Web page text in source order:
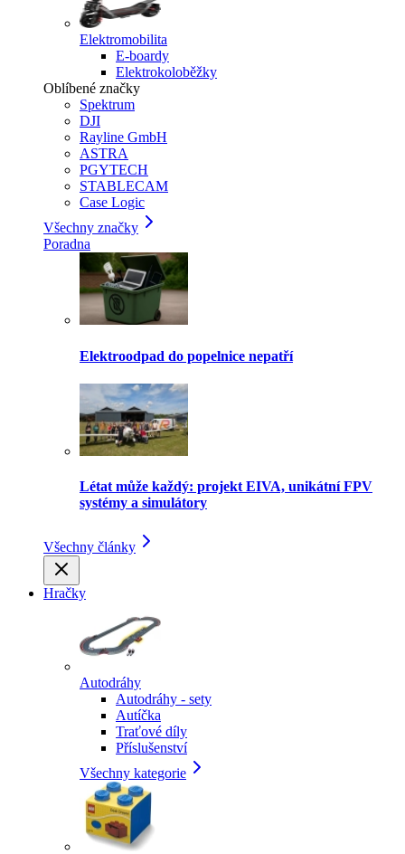
Elektromobilita
E-boardy
Elektrokoloběžky
Oblíbené značky
Spektrum
DJI
Rayline GmbH
ASTRA
PGYTECH
STABLECAM
Case Logic
Všechny značky
Poradna
Elektroodpad do popelnice nepatří
Létat může každý: projekt EIVA, unikátní FPV
systémy a simulátory
Všechny články
Hračky
Autodráhy
Autodráhy - sety
Autíčka
Traťové díly
Příslušenství
Všechny kategorie